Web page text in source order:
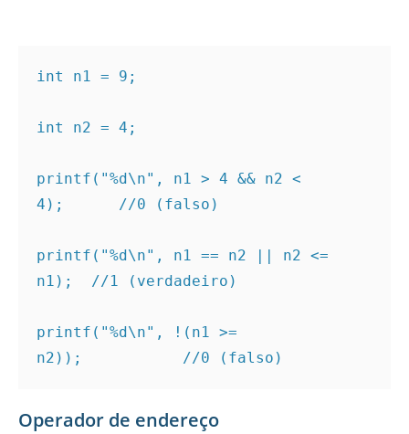
int n1 = 9;
int n2 = 4;
printf("%d\n", n1 > 4 && n2 <
4);      //0 (falso)
printf("%d\n", n1 == n2 || n2 <=
n1);  //1 (verdadeiro)
printf("%d\n", !(n1 >=
n2));           //0 (falso)
Operador de endereço